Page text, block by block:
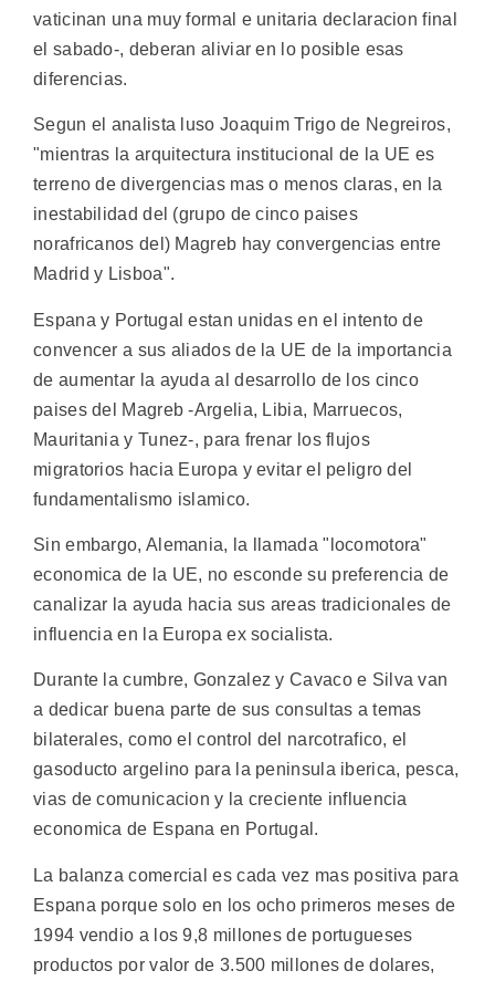
vaticinan una muy formal e unitaria declaracion final
el sabado-, deberan aliviar en lo posible esas
diferencias.
Segun el analista luso Joaquim Trigo de Negreiros,
"mientras la arquitectura institucional de la UE es
terreno de divergencias mas o menos claras, en la
inestabilidad del (grupo de cinco paises
norafricanos del) Magreb hay convergencias entre
Madrid y Lisboa".
Espana y Portugal estan unidas en el intento de
convencer a sus aliados de la UE de la importancia
de aumentar la ayuda al desarrollo de los cinco
paises del Magreb -Argelia, Libia, Marruecos,
Mauritania y Tunez-, para frenar los flujos
migratorios hacia Europa y evitar el peligro del
fundamentalismo islamico.
Sin embargo, Alemania, la llamada "locomotora"
economica de la UE, no esconde su preferencia de
canalizar la ayuda hacia sus areas tradicionales de
influencia en la Europa ex socialista.
Durante la cumbre, Gonzalez y Cavaco e Silva van
a dedicar buena parte de sus consultas a temas
bilaterales, como el control del narcotrafico, el
gasoducto argelino para la peninsula iberica, pesca,
vias de comunicacion y la creciente influencia
economica de Espana en Portugal.
La balanza comercial es cada vez mas positiva para
Espana porque solo en los ocho primeros meses de
1994 vendio a los 9,8 millones de portugueses
productos por valor de 3.500 millones de dolares,